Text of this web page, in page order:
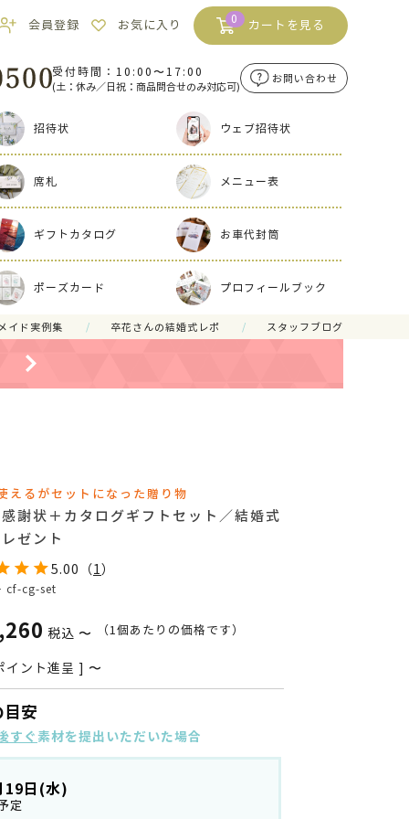
会員登録 お気に入り 0 カートを見る
受付時間：10:00〜17:00
(土：休み／日祝：商品問合せのみ対応可)
お問い合わせ
招待状 ウェブ招待状
席札 メニュー表
ギフトカタログ お車代封筒
ポーズカード プロフィールブック
イド実例集 卒花さんの結婚式レポ スタッフブログ
えるがセットになった贈り物
謝状＋カタログギフトセット／結婚式
ゼント
5.00 （1）
cf-cg-set
税込 〜 （1個あたりの価格です）
イント進呈 ] 〜
安
すぐ素材を提出いただいた場合
19日(水)
定